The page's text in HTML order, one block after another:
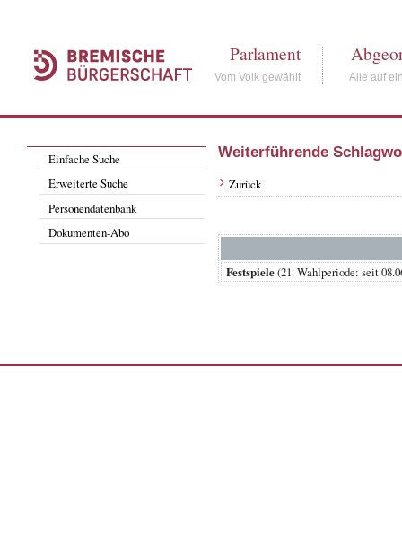
Parlament
Vom Volk gewählt Alle auf
Einfache Suche
Erweiterte Suche
Personendatenbank
Dokumenten-Abo
Weiterführende
Zurück
Festspiele(21. Wahlperiode: seit